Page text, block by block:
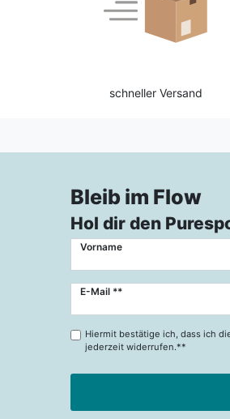
schneller Versand
Bleib im Flow
Hol dir den
Vorname
E-Mail **
Newsletter
Hiermit bestätige ich, dass ich
jederzeit widerrufen.**